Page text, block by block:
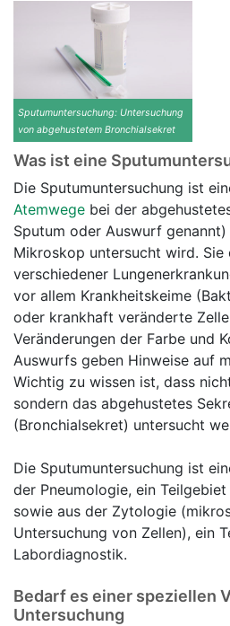
Sputumuntersuchung: Untersuchung
von abgehustetem Bronchialsekret
Was ist eine
Die Sputumuntersuchung ist
Atemwege bei der
Sputum oder Auswurf
Mikroskop untersucht wird. Sie
verschiedener
vor allem Krankheitskeime
oder krankhaft veränderte
Veränderungen der Farbe und
Auswurfs geben Hinweise auf
Wichtig zu wissen ist, dass
sondern das abgehustetes
(Bronchialsekret) untersucht
Die Sputumuntersuchung ist
der Pneumologie, ein
sowie aus der Zytologie
Untersuchung von Zellen), ein
Labordiagnostik.
Bedarf es einer speziellen
Untersuchung